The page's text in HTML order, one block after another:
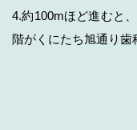
4.約100mほど進むと
階がくにたち旭通り歯